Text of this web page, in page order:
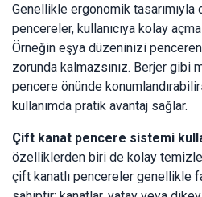
Genellikle ergonomik
pencereler, kullanıcıya kolay
Örneğin eşya düzeninizi
zorunda kalmazsınız. Berjer gibi
pencere önünde
kullanımda pratik avantaj sağlar.
Çift kanat pencere sistemi
özelliklerden biri de kolay
çift kanatlı pencereler genellikle